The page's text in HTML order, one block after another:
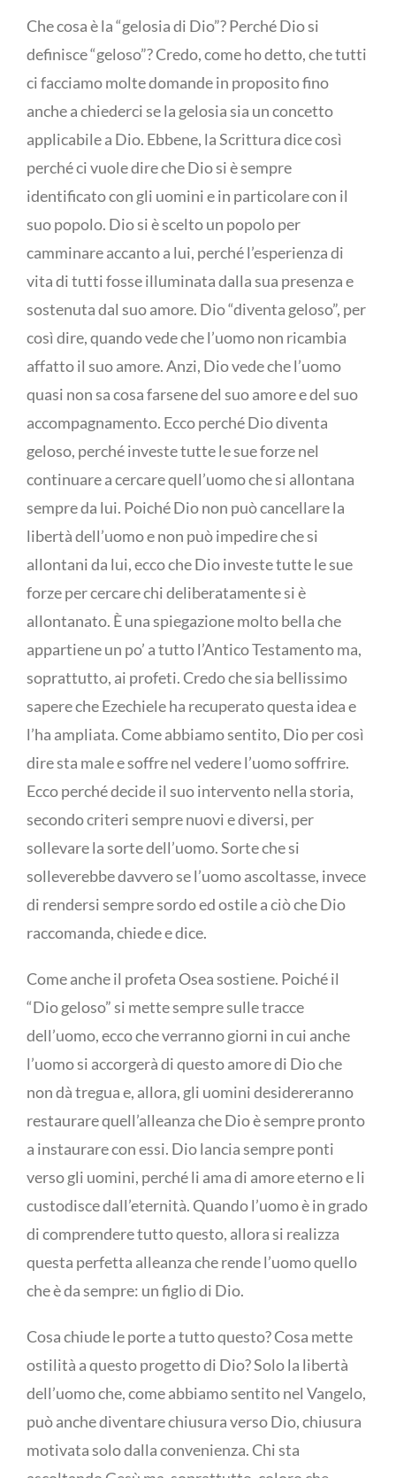
Che cosa è la “gelosia di Dio”? Perché Dio si
definisce “geloso”? Credo, come ho detto, che tutti
ci facciamo molte domande in proposito fino
anche a chiederci se la gelosia sia un concetto
applicabile a Dio. Ebbene, la Scrittura dice così
perché ci vuole dire che Dio si è sempre
identificato con gli uomini e in particolare con il
suo popolo. Dio si è scelto un popolo per
camminare accanto a lui, perché l’esperienza di
vita di tutti fosse illuminata dalla sua presenza e
sostenuta dal suo amore. Dio “diventa geloso”, per
così dire, quando vede che l’uomo non ricambia
affatto il suo amore. Anzi, Dio vede che l’uomo
quasi non sa cosa farsene del suo amore e del suo
accompagnamento. Ecco perché Dio diventa
geloso, perché investe tutte le sue forze nel
continuare a cercare quell’uomo che si allontana
sempre da lui. Poiché Dio non può cancellare la
libertà dell’uomo e non può impedire che si
allontani da lui, ecco che Dio investe tutte le sue
forze per cercare chi deliberatamente si è
allontanato. È una spiegazione molto bella che
appartiene un po’ a tutto l’Antico Testamento ma,
soprattutto, ai profeti. Credo che sia bellissimo
sapere che Ezechiele ha recuperato questa idea e
l’ha ampliata. Come abbiamo sentito, Dio per così
dire sta male e soffre nel vedere l’uomo soffrire.
Ecco perché decide il suo intervento nella storia,
secondo criteri sempre nuovi e diversi, per
sollevare la sorte dell’uomo. Sorte che si
solleverebbe davvero se l’uomo ascoltasse, invece
di rendersi sempre sordo ed ostile a ciò che Dio
raccomanda, chiede e dice.
Come anche il profeta Osea sostiene. Poiché il
“Dio geloso” si mette sempre sulle tracce
dell’uomo, ecco che verranno giorni in cui anche
l’uomo si accorgerà di questo amore di Dio che
non dà tregua e, allora, gli uomini desidereranno
restaurare quell’alleanza che Dio è sempre pronto
a instaurare con essi. Dio lancia sempre ponti
verso gli uomini, perché li ama di amore eterno e li
custodisce dall’eternità. Quando l’uomo è in grado
di comprendere tutto questo, allora si realizza
questa perfetta alleanza che rende l’uomo quello
che è da sempre: un figlio di Dio.
Cosa chiude le porte a tutto questo? Cosa mette
ostilità a questo progetto di Dio? Solo la libertà
dell’uomo che, come abbiamo sentito nel Vangelo,
può anche diventare chiusura verso Dio, chiusura
motivata solo dalla convenienza. Chi sta